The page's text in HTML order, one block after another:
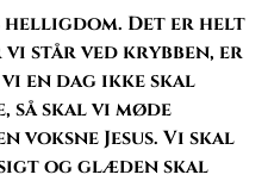
helligdom. Det er helt
vi står ved krybben, er
en dag ikke skal
så skal vi møde
voksne Jesus. Vi skal
og glæden skal